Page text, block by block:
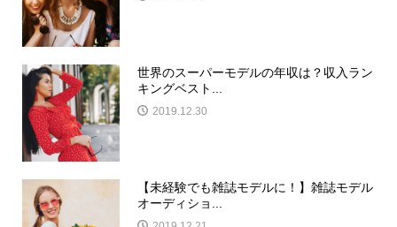
世界のスーパーモデルの年収は？収入ラン
キングベスト...
2019.12.30
【未経験でも雑誌モデルに！】雑誌モデル
オーディショ...